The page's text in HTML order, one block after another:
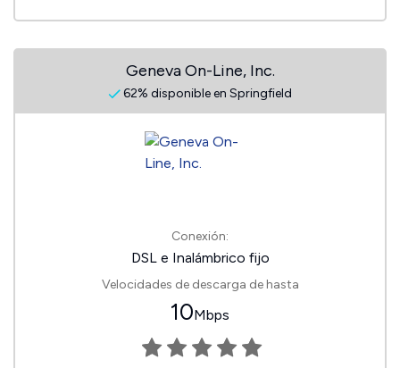
Geneva On-Line, Inc.
62% disponible en Springfield
Conexión:
DSL e Inalámbrico fijo
Velocidades de descarga de hasta
10Mbps